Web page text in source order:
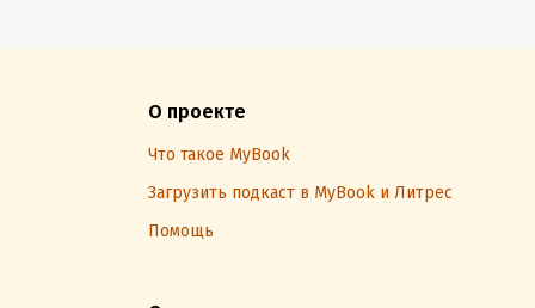
О проекте
Что такое MyBook
Загрузить подкаст в MyBook и Литрес
Помощь